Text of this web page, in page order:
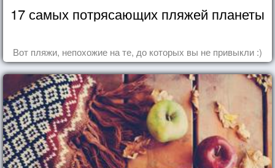
17 самых потрясающих пляжей планеты
Вот пляжи, непохожие на те, до которых вы не привыкли :)